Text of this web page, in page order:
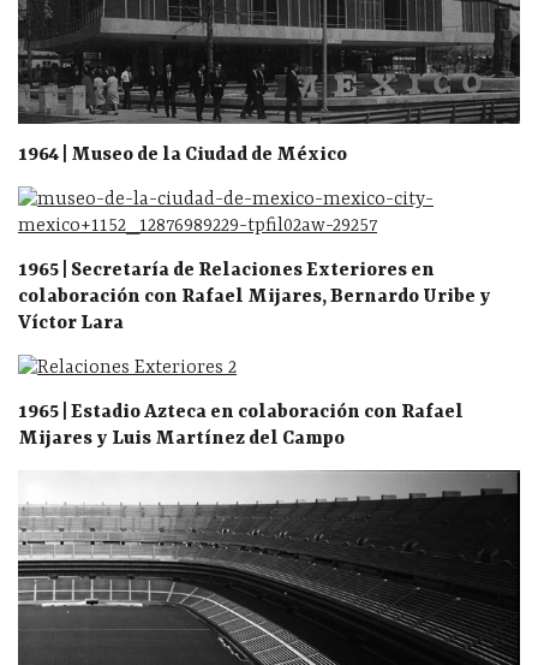
1964 | Museo de la Ciudad de México
1965 | Secretaría de Relaciones Exteriores en
colaboración con Rafael Mijares, Bernardo Uribe y
Víctor Lara
1965 | Estadio Azteca en colaboración con Rafael
Mijares y Luis Martínez del Campo